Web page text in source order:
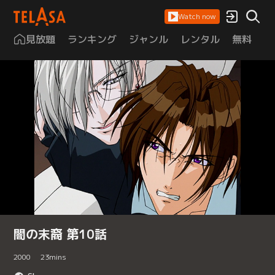
Watch now
見放題 ランキング ジャンル レンタル 無料
闇の末裔 第10話
2000 23mins